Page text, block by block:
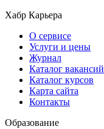
Хабр Карьера
О сервисе
Услуги и цены
Журнал
Каталог вакансий
Каталог курсов
Карта сайта
Контакты
Образование